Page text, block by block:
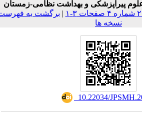
شماره ۴ - ( علوم پیراپزشکی و بهداشت نظامی-زمستان
| برگشت به فهرست
نسخه ها
10.22034/